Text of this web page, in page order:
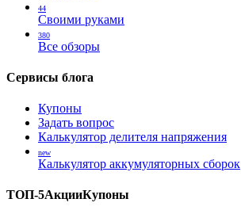
44
Своими руками
380
Все обзоры
Сервисы блога
Купоны
Задать вопрос
Калькулятор делителя напряжения
new
Калькулятор аккумуляторных сборок
ТОП-5АкцииКупоны